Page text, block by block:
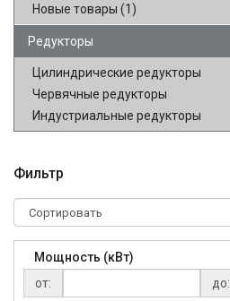
Новые товары (1)
Редукторы
Цилиндрические редукторы
Червячные редукторы
Индустриальные редукторы
Фильтр
Мощность (кВт)
от:
до: